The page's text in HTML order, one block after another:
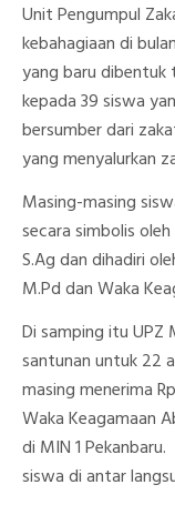
Unit Pengumpul
kebahagiaan di
yang baru dibentuk
kepada 39 siswa
bersumber dari
yang menyalurkan
Masing-masing
secara simbolis
S.Ag dan dihadiri
M.Pd dan Waka
Di samping itu UPZ
santunan untuk 22
masing menerima
Waka Keagamaan
di MIN 1
siswa di antar